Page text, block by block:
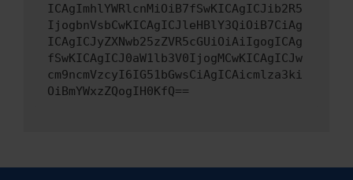
ICAgImhlYWRlcnMiOiB7fSwKICAgICJib2R5
IjogbnVsbCwKICAgICJleHBlY3QiOiB7CiAg
ICAgICJyZXNwb25zZVR5cGUiOiAiIgogICAg
fSwKICAgICJ0aW1lb3V0IjogMCwKICAgICJw
cm9ncmVzcyI6IG51bGwsCiAgICAicmlza3ki
OiBmYWxzZQogIH0KfQ==